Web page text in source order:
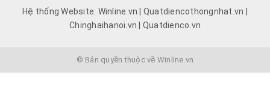
Hệ thống Website: Winline.vn | Quatdiencothongnhat.vn |
Chinghaihanoi.vn | Quatdienco.vn
© Bản quyền thuộc về Winline.vn